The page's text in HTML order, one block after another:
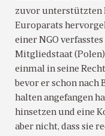
zuvor unterstützten
Europarats
einer NGO
Mitgliedstaat
einmal in seine
bevor er schon nach
halten angefangen
hinsetzen und eine
aber nicht, dass sie